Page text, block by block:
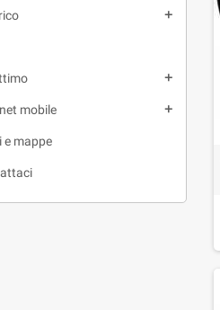
add
add
mobile add
e mappe